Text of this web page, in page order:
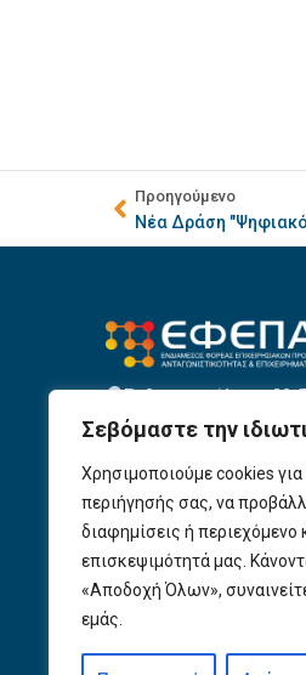
Σεβόμαστε την
Χρησιμοποιούμε cookies
περιήγησής σας, να
διαφημίσεις ή περιεχόμενο
επισκεψιμότητά μας.
«Αποδοχή Όλων»,
εμάς.
Προηγούμενο
Νέα Δράση
Σεβαστουπόλεως 80,
info@efepae.gr
210 6985210
Ωράριο Λειτουργίας:
Δευτέρα –
Αριθμός ΓΕΜΗ: